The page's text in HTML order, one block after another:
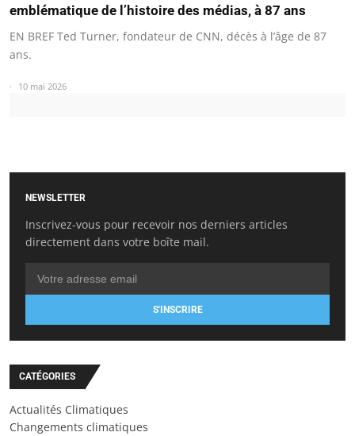
emblématique de l’histoire des médias, à 87 ans
EN BREF Ted Turner, fondateur de CNN, décès à l’âge de 87
ans.
10 mai 2026
NEWSLETTER
Inscrivez-vous pour recevoir nos derniers articles
directement dans votre boîte mail.
S'INSCRIRE
CATÉGORIES
Actualités Climatiques
Changements climatiques